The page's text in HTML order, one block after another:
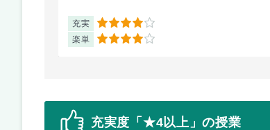
充実 4
楽単 4
充実度「★4以上」の授業